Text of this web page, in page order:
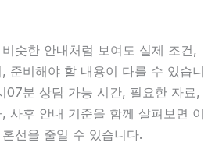
슷한 안내처럼 보여도 실제 조건,
준비해야 할 내용이 다를 수 있습니
분 상담 가능 시간, 필요한 자료,
사후 안내 기준을 함께 살펴보면 이
선을 줄일 수 있습니다.